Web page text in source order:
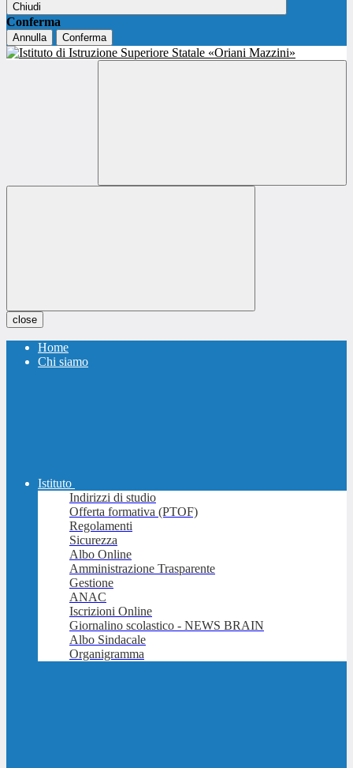
Chiudi
Conferma
Annulla Conferma
close
Home
Chi siamo
Istituto
Indirizzi di studio
Offerta formativa (PTOF)
Regolamenti
Sicurezza
Albo Online
Amministrazione Trasparente
Gestione
ANAC
Iscrizioni Online
Giornalino scolastico - NEWS BRAIN
Albo Sindacale
Organigramma